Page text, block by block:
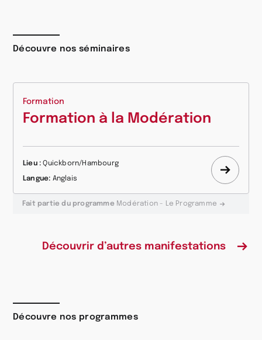
Découvre nos séminaires
Formation
Formation à la Modération
Lieu : Quickborn/Hambourg
Langue: Anglais
plus
Fait partie du programme Modération - Le Programme
Découvrir d’autres manifestations
Découvre nos programmes